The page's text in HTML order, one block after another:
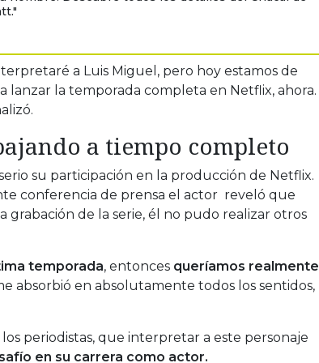
a Luis Miguel, pero hoy estamos de
lanzar la temporada completa en Netflix, ahora.
a tiempo completo
su participación en la producción de Netflix.
conferencia de prensa el actor reveló que
de la serie, él no pudo realizar otros
temporada, entonces queríamos realmente
absorbió en absolutamente todos los sentidos,
periodistas, que interpretar a este personaje
en su carrera como actor.